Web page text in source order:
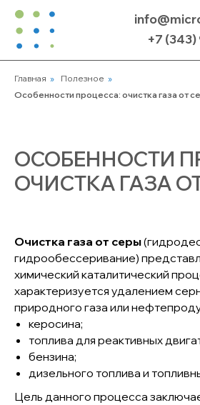
info@microintech.ru
+7 (343) 939-99-11
Главная » Полезное »
Особенности процесса: очистка газа от
ОСОБЕННОСТИ
ОЧИСТКА ГАЗА
Очистка газа от серы
гидрообессеривание)
химический каталитический
характеризуется удалением
природного газа или
керосина;
топлива для реактивных
бензина;
дизельного топлива и
Цель данного процесса